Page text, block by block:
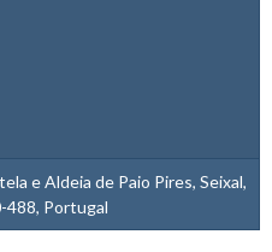
e Aldeia de Paio Pires, Seixal,
488, Portugal